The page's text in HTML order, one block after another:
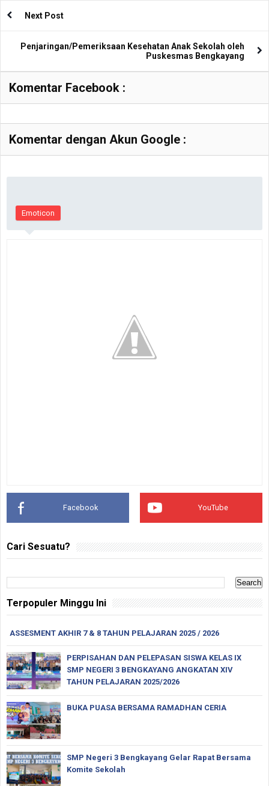
Next Post
Penjaringan/Pemeriksaan Kesehatan Anak Sekolah oleh
Puskesmas Bengkayang
Komentar Facebook :
Komentar dengan Akun Google :
Emoticon
Facebook YouTube
Cari Sesuatu?
Terpopuler Minggu Ini
ASSESMENT AKHIR 7 & 8 TAHUN PELAJARAN 2025 / 2026
PERPISAHAN DAN PELEPASAN SISWA KELAS IX
SMP NEGERI 3 BENGKAYANG ANGKATAN XIV
TAHUN PELAJARAN 2025/2026
BUKA PUASA BERSAMA RAMADHAN CERIA
SMP Negeri 3 Bengkayang Gelar Rapat Bersama
Komite Sekolah